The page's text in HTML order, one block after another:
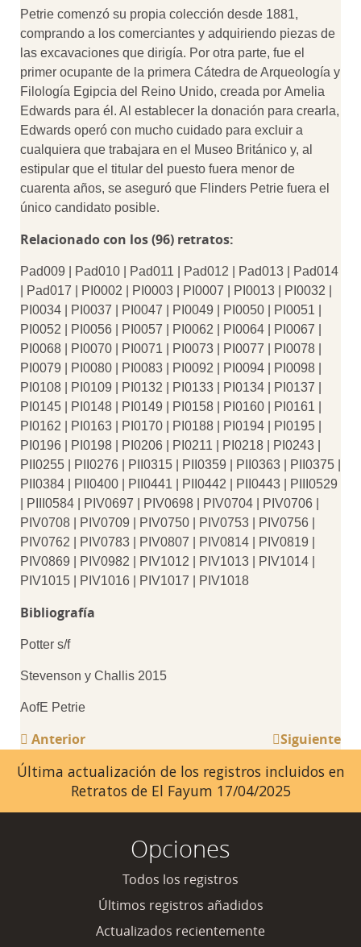
Petrie comenzó su propia colección desde 1881,
comprando a los comerciantes y adquiriendo piezas de
las excavaciones que dirigía. Por otra parte, fue el
primer ocupante de la primera Cátedra de Arqueología y
Filología Egipcia del Reino Unido, creada por Amelia
Edwards para él. Al establecer la donación para crearla,
Edwards operó con mucho cuidado para excluir a
cualquiera que trabajara en el Museo Británico y, al
estipular que el titular del puesto fuera menor de
cuarenta años, se aseguró que Flinders Petrie fuera el
único candidato posible.
Relacionado con los (96) retratos:
Pad009 | Pad010 | Pad011 | Pad012 | Pad013 | Pad014
| Pad017 | PI0002 | PI0003 | PI0007 | PI0013 | PI0032 |
PI0034 | PI0037 | PI0047 | PI0049 | PI0050 | PI0051 |
PI0052 | PI0056 | PI0057 | PI0062 | PI0064 | PI0067 |
PI0068 | PI0070 | PI0071 | PI0073 | PI0077 | PI0078 |
PI0079 | PI0080 | PI0083 | PI0092 | PI0094 | PI0098 |
PI0108 | PI0109 | PI0132 | PI0133 | PI0134 | PI0137 |
PI0145 | PI0148 | PI0149 | PI0158 | PI0160 | PI0161 |
PI0162 | PI0163 | PI0170 | PI0188 | PI0194 | PI0195 |
PI0196 | PI0198 | PI0206 | PI0211 | PI0218 | PI0243 |
PII0255 | PII0276 | PII0315 | PII0359 | PII0363 | PII0375 |
PII0384 | PII0400 | PII0441 | PII0442 | PII0443 | PIII0529
| PIII0584 | PIV0697 | PIV0698 | PIV0704 | PIV0706 |
PIV0708 | PIV0709 | PIV0750 | PIV0753 | PIV0756 |
PIV0762 | PIV0783 | PIV0807 | PIV0814 | PIV0819 |
PIV0869 | PIV0982 | PIV1012 | PIV1013 | PIV1014 |
PIV1015 | PIV1016 | PIV1017 | PIV1018
Bibliografía
Potter s/f
Stevenson y Challis 2015
AofE Petrie
Anterior Siguiente
Última actualización de los registros incluidos en
Retratos de El Fayum 17/04/2025
Opciones
Todos los registros
Últimos registros añadidos
Actualizados recientemente